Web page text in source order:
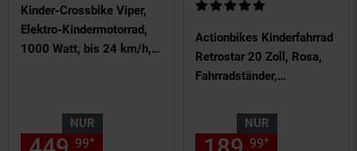
Kinder-Crossbike Viper,
Elektro-Kindermotorrad,
1000 Watt, bis 24 km/h,
NUR
99*
Actionbikes Kinderfahrrad
Retrostar 20 Zoll, Rosa,
Fahrradständer,
gefedert (Rosa)
Kundenbewertung: 5 von 5
NUR
99*